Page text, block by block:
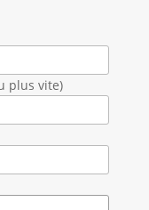
plus vite)